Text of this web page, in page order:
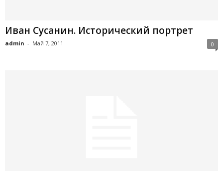
Иван Сусанин. Исторический портрет
admin - Май 7, 2011 0